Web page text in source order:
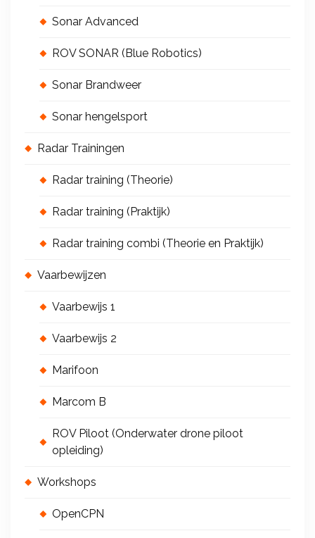
Sonar Advanced
ROV SONAR (Blue Robotics)
Sonar Brandweer
Sonar hengelsport
Radar Trainingen
Radar training (Theorie)
Radar training (Praktijk)
Radar training combi (Theorie en Praktijk)
Vaarbewijzen
Vaarbewijs 1
Vaarbewijs 2
Marifoon
Marcom B
ROV Piloot (Onderwater drone piloot
opleiding)
Workshops
OpenCPN